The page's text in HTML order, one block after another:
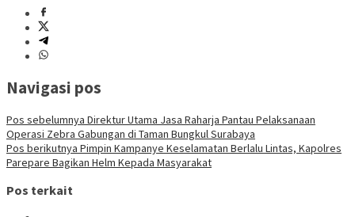
Navigasi pos
Pos sebelumnya Direktur Utama Jasa Raharja Pantau Pelaksanaan
Operasi Zebra Gabungan di Taman Bungkul Surabaya
Pos berikutnya Pimpin Kampanye Keselamatan Berlalu Lintas, Kapolres
Parepare Bagikan Helm Kepada Masyarakat
Pos terkait